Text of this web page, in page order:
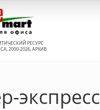
РЕСУРС
2000-2026, АРХИВ
экспресс